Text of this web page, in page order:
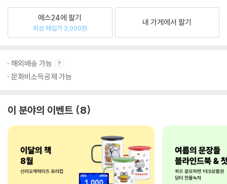
예스24에 팔기
최상 매입가 2,000원
내 가게에서 팔기
해외배송 가능
문화비소득공제 가능
이 분야의 이벤트 8